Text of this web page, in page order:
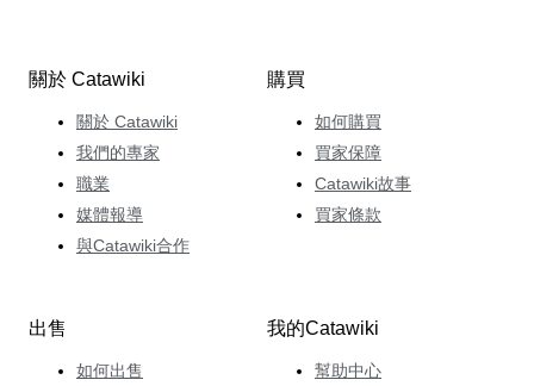
關於 Catawiki
關於 Catawiki
我們的專家
職業
媒體報導
與Catawiki合作
購買
如何購買
買家保障
Catawiki故事
買家條款
出售
如何出售
我的Catawiki
幫助中心